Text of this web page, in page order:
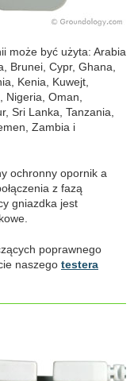
może być użyta: Arabia
Brunei, Cypr, Ghana,
Kenia, Kuwejt,
Nigeria, Oman,
Sri Lanka, Tanzania,
Zambia i
ochronny opornik a
z fazą
gniazdka jest
poprawnego
naszego testera